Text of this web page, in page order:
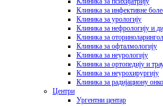
Клиника за инфективне
Клиника за урологију
Клиника за нефрологију и
Клиника за
Клиника за офталмологију
Клиника за неурологију
Клиника за ортопедију и
Клиника за неурохирургију
Клиника за радијациону
Центри
Ургентни центар